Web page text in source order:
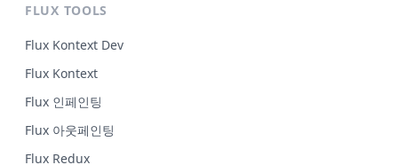
FLUX TOOLS
Flux Kontext Dev
Flux Kontext
Flux 인페인팅
Flux 아웃페인팅
Flux Redux